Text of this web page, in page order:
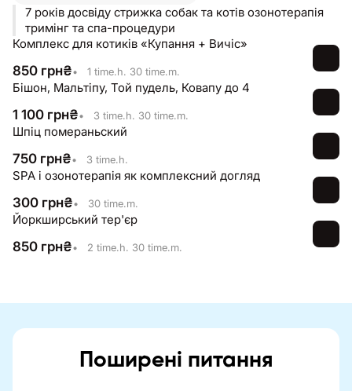
7 років досвіду стрижка собак та котів озонотерапія
тримінг та спа-процедури
Комплекс для котиків «Купання + Вичіс»
850 грн₴• 1 time.h. 30 time.m.
Бішон, Мальтіпу, Той пудель, Ковапу до 4
1 100 грн₴• 3 time.h. 30 time.m.
Шпіц помераньский
750 грн₴• 3 time.h.
SPA і озонотерапія як комплексний догляд
300 грн₴• 30 time.m.
Йоркширський тер'єр
850 грн₴• 2 time.h. 30 time.m.
Поширені питання